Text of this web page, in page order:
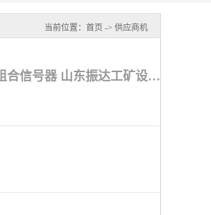
当前位置： 首页 -> 供应商机
矿用声光组合信号器价格 东莞矿用声光组合信号器 山东振达工矿设备有限公司